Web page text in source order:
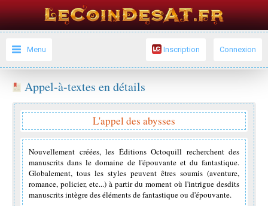
Inscription Connexion
Menu
Appel-à-textes en détails
L'appel des abysses
Nouvellement créées, les Éditions Octoquill recherchent des
manuscrits dans le domaine de l'épouvante et du fantastique.
Globalement, tous les styles peuvent êtres soumis (aventure,
romance, policier, etc...) à partir du moment où l'intrigue desdits
manuscrits intègre des éléments de fantastique ou d'épouvante.